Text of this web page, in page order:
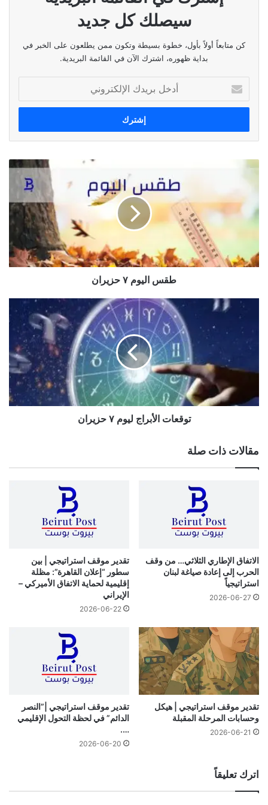
سيصلك كل جديد
كن متابعاً أولاً بأول، خطوة بسيطة وتكون ممن يطلعون على الخبر في
بداية ظهوره، اشترك الآن في القائمة البريدية.
بريدك
الإلكتروني
طقس
حزيران
طقس اليوم ٧ حزيران
توقعات
الأبراج
توقعات الأبراج ليوم ٧ حزيران
مقالات ذات صلة
الاتفاق الإطاري الثلاثي… من وقف
الحرب إلى إعادة صياغة لبنان
استراتيجياً
2026-06-27
تقدير موقف استراتيجي | بين
سطور “إعلان القاهرة”: مظلة
إقليمية لحماية الاتفاق الأميركي –
الإيراني
2026-06-22
تقدير موقف استراتيجي | هيكل
وحسابات المرحلة المقبلة
2026-06-21
تقدير موقف استراتيجي |”النصر
الدائم” في لحظة التحول الإقليمي
….
2026-06-20
اترك تعليقاً